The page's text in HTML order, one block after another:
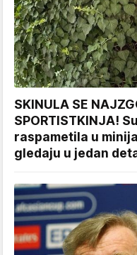
SKINULA SE
SPORTISTKINJA!
raspametila u
gledaju u jedan